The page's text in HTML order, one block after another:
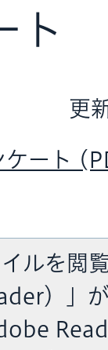
ト
更
ート
イルを閲
）」